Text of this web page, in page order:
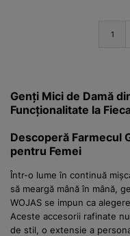
1
Genți Mici de Damă
Funcționalitate la
Descoperă Farmecul
pentru Femei
Într-o lume în continuă
să meargă mână în mână,
WOJAS se impun ca
Aceste accesorii rafinate
de stil, o extensie a